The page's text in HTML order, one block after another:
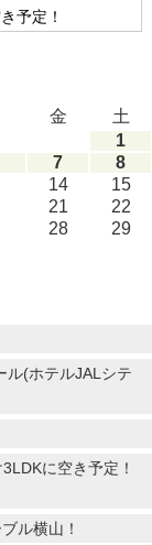
予定！
金
土
1
7
8
14
15
21
22
28
29
ル(ホテルJALシテ
に空き予定！
ル横山！